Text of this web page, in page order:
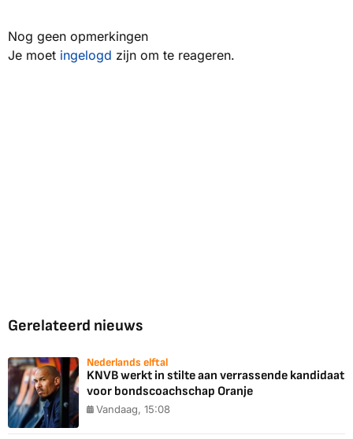
Nog geen opmerkingen
Je moet ingelogd zijn om te reageren.
Gerelateerd nieuws
Nederlands elftal
KNVB werkt in stilte aan verrassende kandidaat
voor bondscoachschap Oranje
Vandaag, 15:08